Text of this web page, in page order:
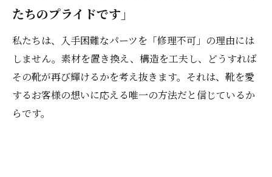
たちのプライドです」
私たちは、入手困難なパーツを「修理不可」の理由には
しません。素材を置き換え、構造を工夫し、どうすれば
その靴が再び輝けるかを考え抜きます。それは、靴を愛
するお客様の想いに応える唯一の方法だと信じているか
らです。